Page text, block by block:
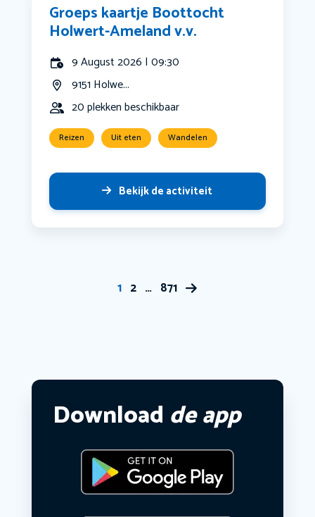
Groeps kaartje Boottocht
Holwert-Ameland v.v.
9 August 2026 | 09:30
9151 Holwe...
20 plekken beschikbaar
Reizen Uit eten Wandelen
Bekijk de activiteit
1 2 … 871
Download de app